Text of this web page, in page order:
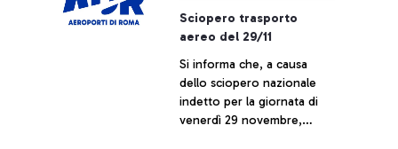
Leonardo Express)
potrebbero subire
modifiche di orario,
variazioni di fermata e/o
cancellazioni.
Sciopero trasporto
aereo del 29/11
Si informa che, a causa
dello sciopero nazionale
indetto per la giornata di
venerdì 29 novembre,